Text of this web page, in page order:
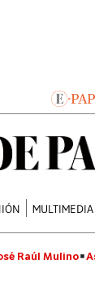
MULTIMEDIA
Raúl Mulino